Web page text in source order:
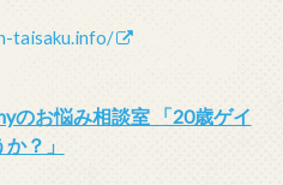
taisaku.info/
のお悩み相談室 「20歳ゲイ
？」